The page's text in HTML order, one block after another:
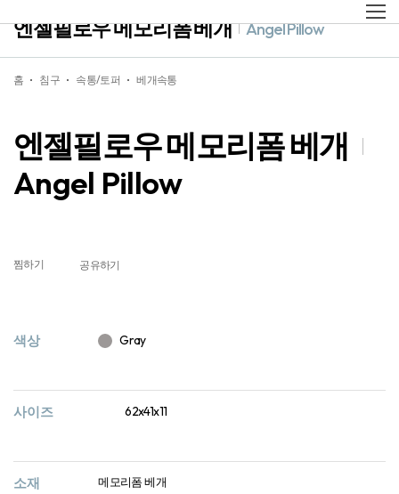
홈 침구 속통/토퍼 베개속통
엔젤필로우 메모리폼 베개
Angel Pillow
찜하기 공유하기
엔젤필로우 메모리폼 베개 Angel Pillow
색상 Gray
사이즈 62x41x11
소재 메모리폼 베개